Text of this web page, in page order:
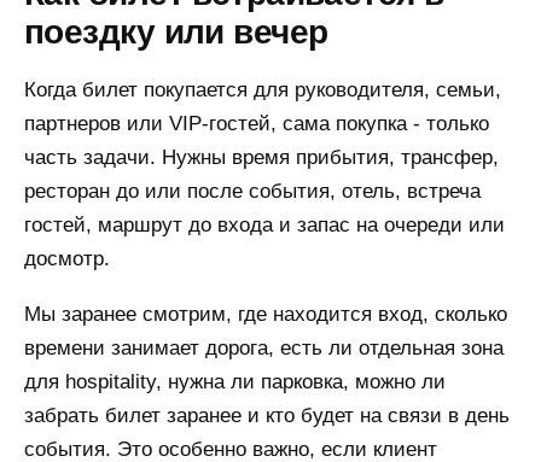
поездку или вечер
Когда билет покупается для руководителя, семьи,
партнеров или VIP-гостей, сама покупка - только
часть задачи. Нужны время прибытия, трансфер,
ресторан до или после события, отель, встреча
гостей, маршрут до входа и запас на очереди или
досмотр.
Мы заранее смотрим, где находится вход, сколько
времени занимает дорога, есть ли отдельная зона
для hospitality, нужна ли парковка, можно ли
забрать билет заранее и кто будет на связи в день
события. Это особенно важно, если клиент